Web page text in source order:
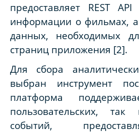
предоставляет REST
информации о фильмах,
данных, необходимых
страниц приложения [2].
Для сбора
выбран инструмент
платформа
пользовательских, так
событий,